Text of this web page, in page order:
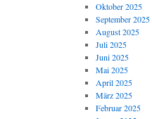
Oktober 2025
September 2025
August 2025
Juli 2025
Juni 2025
Mai 2025
April 2025
März 2025
Februar 2025